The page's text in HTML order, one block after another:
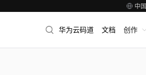
中
华为云码道 文档 创作